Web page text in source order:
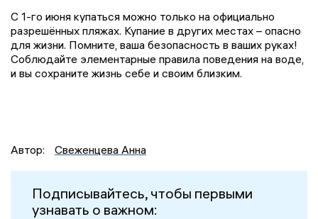
С 1-го июня купаться можно только на официально
разрешённых пляжах. Купание в других местах – опасно
для жизни. Помните, ваша безопасность в ваших руках!
Соблюдайте элементарные правила поведения на воде,
и вы сохраните жизнь себе и своим близким.
Автор: Свеженцева Анна
Подписывайтесь, чтобы первыми
узнавать о важном: